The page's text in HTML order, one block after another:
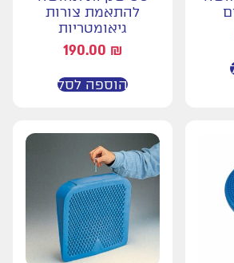
להתאמת צורות
גיאומטריות
190.00 ₪
הוספה לסל